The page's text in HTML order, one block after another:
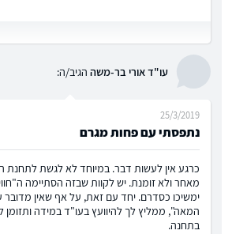
עו"ד אורי בר-משה הגיב/ה:
נתפסתי עם פחות מגרם
25/3/2019
כרגע אין לעשות דבר. במיוחד לא לגשת
מאחר ולא זומנת. יש לקוות שבזה הסתיימה
ימשיכו כסדרם. יחד עם זאת, על אף שאין
המאה", ממליץ לך להיוועץ בעו"ד במידה ותזומן
בתחנה.